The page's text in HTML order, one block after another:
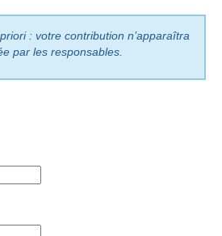
: votre contribution n’apparaîtra
par les responsables.